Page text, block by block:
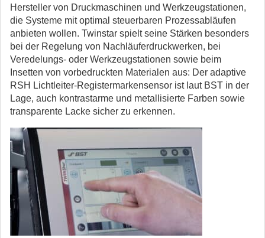
Hersteller von Druckmaschinen und Werkzeugstationen,
die Systeme mit optimal steuerbaren Prozessabläufen
anbieten wollen. Twinstar spielt seine Stärken besonders
bei der Regelung von Nachläuferdruckwerken, bei
Veredelungs- oder Werkzeugstationen sowie beim
Insetten von vorbedruckten Materialen aus: Der adaptive
RSH Lichtleiter-Registermarkensensor ist laut BST in der
Lage, auch kontrastarme und metallisierte Farben sowie
transparente Lacke sicher zu erkennen.